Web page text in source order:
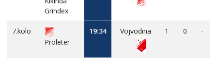
Grindex
7.kolo
Proleter
19:34 Vojvodina 1 0 -